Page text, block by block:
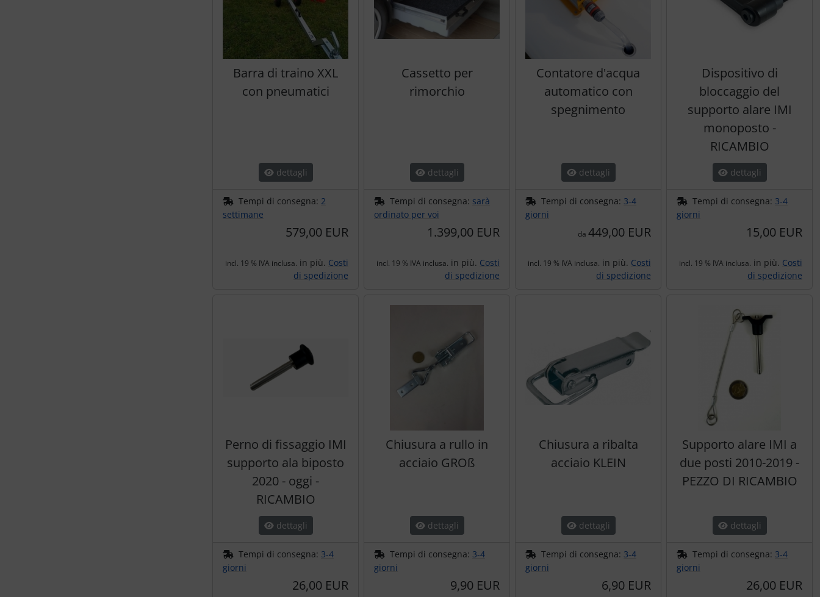
Barra di traino XXL
con pneumatici
dettagli
Tempi di consegna: 2
settimane
579,00 EUR
incl. 19 % IVA inclusa. in più. Costi
di spedizione
Cassetto per
rimorchio
dettagli
Tempi di consegna: sarà
ordinato per voi
1.399,00 EUR
incl. 19 % IVA inclusa. in più. Costi
di spedizione
Contatore d'acqua
automatico con
spegnimento
dettagli
Tempi di consegna: 3-4
giorni
da 449,00 EUR
incl. 19 % IVA inclusa. in più. Costi
di spedizione
Dispositivo di
bloccaggio del
supporto alare IMI
monoposto -
RICAMBIO
dettagli
Tempi di consegna: 3-4
giorni
15,00 EUR
incl. 19 % IVA inclusa. in più. Costi
di spedizione
Perno di fissaggio IMI
supporto ala biposto
2020 - oggi -
RICAMBIO
dettagli
Tempi di consegna: 3-4
giorni
26,00 EUR
Chiusura a rullo in
acciaio GROß
dettagli
Tempi di consegna: 3-4
giorni
9,90 EUR
Chiusura a ribalta
acciaio KLEIN
dettagli
Tempi di consegna: 3-4
giorni
6,90 EUR
Supporto alare IMI a
due posti 2010-2019 -
PEZZO DI RICAMBIO
dettagli
Tempi di consegna: 3-4
giorni
26,00 EUR